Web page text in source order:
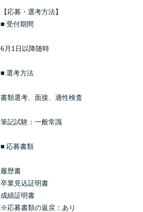
【応募・選考方法】
■ 受付期間
6月1日以降随時
■ 選考方法
書類選考、面接、適性検査
筆記試験：一般常識
■ 応募書類
履歴書
卒業見込証明書
成績証明書
※応募書類の返戻：あり